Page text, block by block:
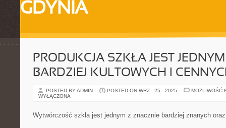
GDYNIA
PRODUKCJA SZKŁA JEST
BARDZIEJ KULTOWYCH I
POSTED BY ADMIN POSTED ON WRZ - 25 - 2025
MOŻLIWOŚĆ
WYŁĄCZONA
Wytwórczość szkła jest jednym z znacznie bardziej znanych